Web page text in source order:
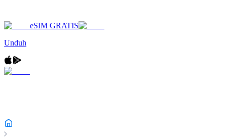
eSIM GRATIS
Unduh